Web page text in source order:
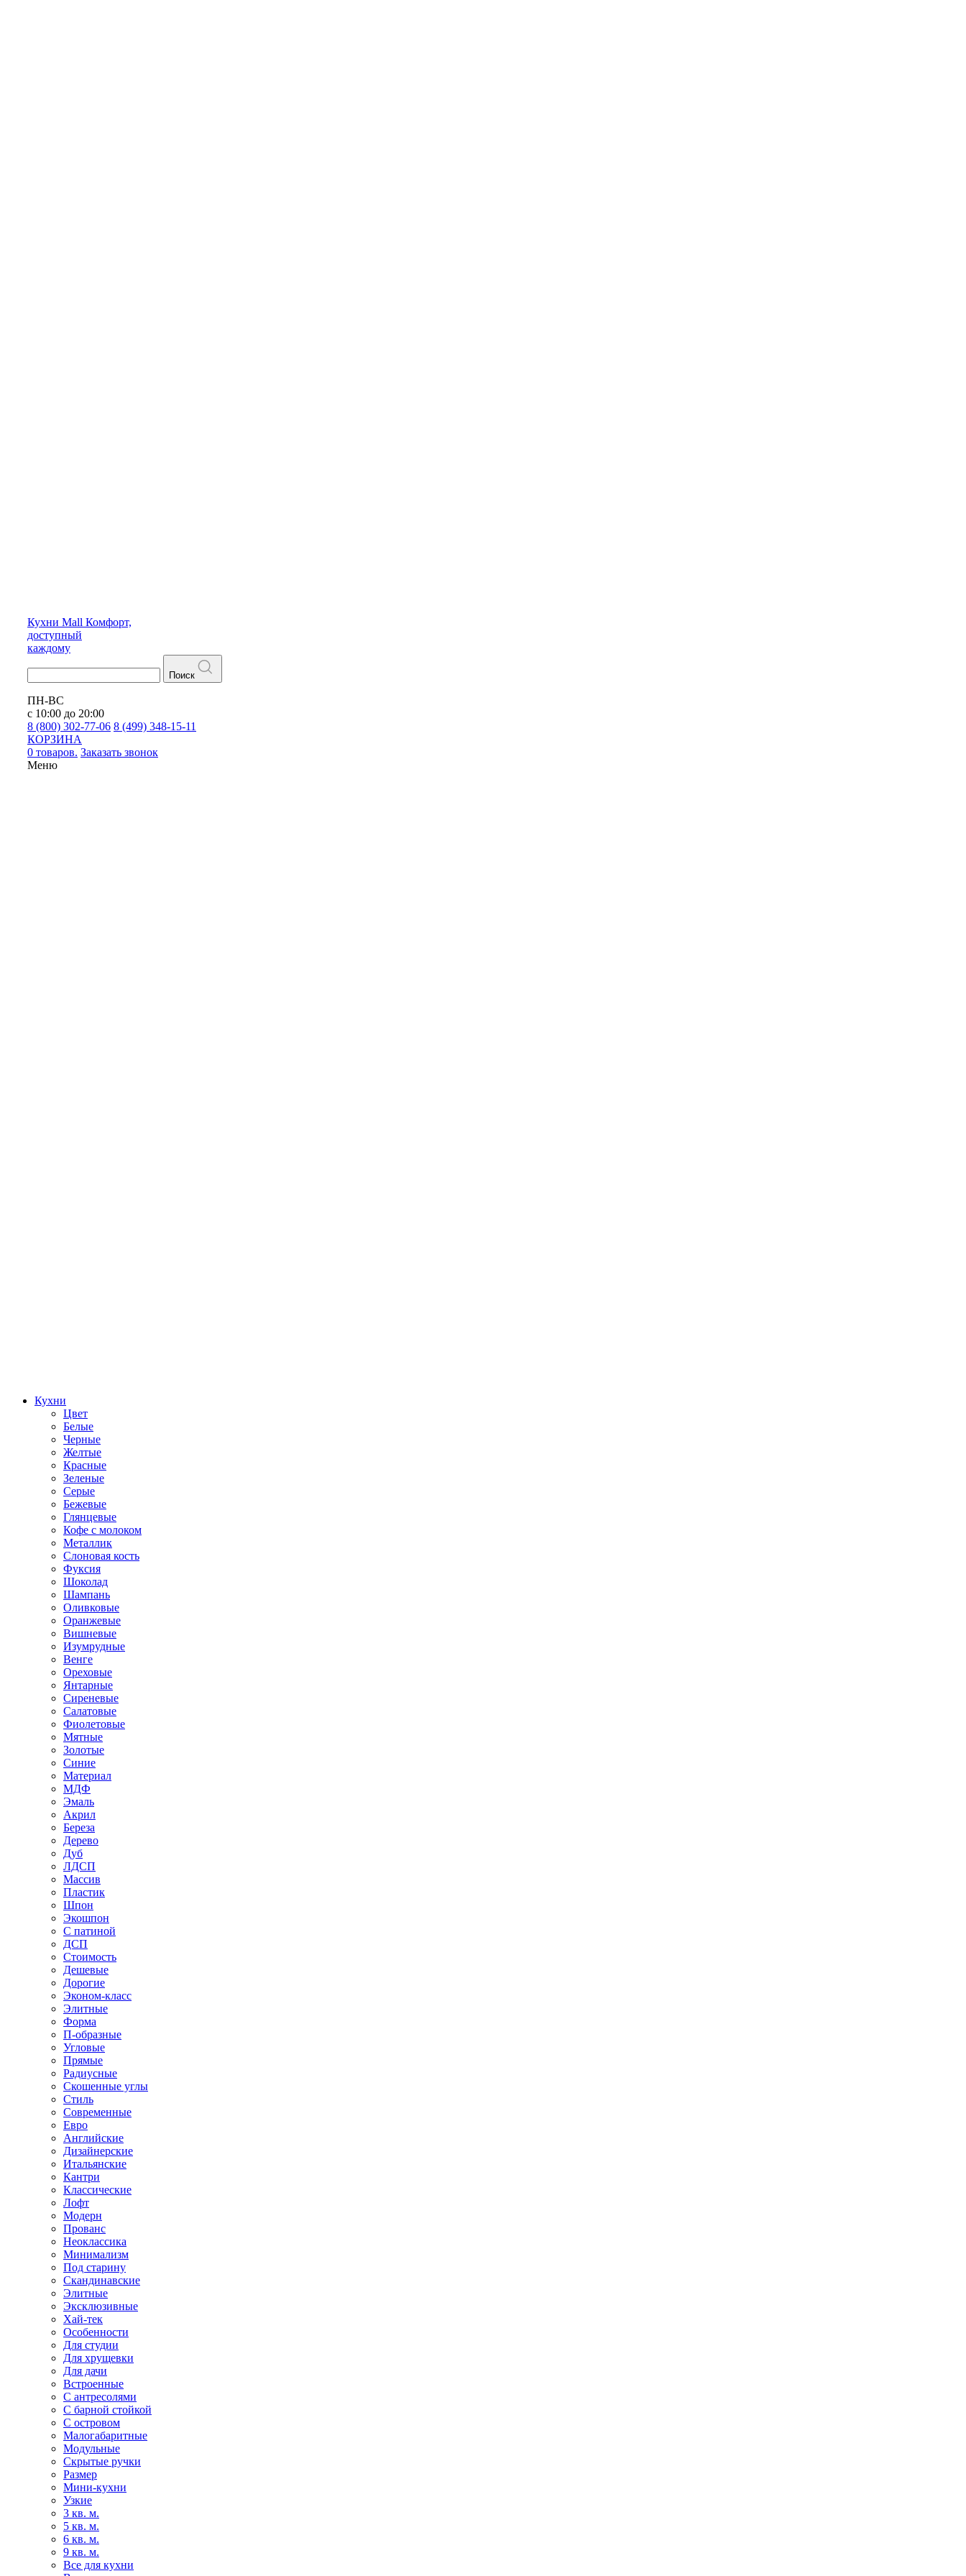
Кухни Mall Комфорт,
доступный
каждому
Поиск
ПН-ВС
с 10:00 до 20:00
8 (800) 302-77-06 8 (499) 348-15-11
КОРЗИНА
0 товаров. Заказать звонок
Меню
Кухни
Цвет
Белые
Черные
Желтые
Красные
Зеленые
Серые
Бежевые
Глянцевые
Кофе с молоком
Металлик
Слоновая кость
Фуксия
Шоколад
Шампань
Оливковые
Оранжевые
Вишневые
Изумрудные
Венге
Ореховые
Янтарные
Сиреневые
Салатовые
Фиолетовые
Мятные
Золотые
Синие
Материал
МДФ
Эмаль
Акрил
Береза
Дерево
Дуб
ЛДСП
Массив
Пластик
Шпон
Экошпон
С патиной
ДСП
Стоимость
Дешевые
Дорогие
Эконом-класс
Элитные
Форма
П-образные
Угловые
Прямые
Радиусные
Скошенные углы
Стиль
Современные
Евро
Английские
Дизайнерские
Итальянские
Кантри
Классические
Лофт
Модерн
Прованс
Неоклассика
Минимализм
Под старину
Скандинавские
Элитные
Эксклюзивные
Хай-тек
Особенности
Для студии
Для хрущевки
Для дачи
Встроенные
С антресолями
С барной стойкой
С островом
Малогабаритные
Модульные
Скрытые ручки
Размер
Мини-кухни
Узкие
3 кв. м.
5 кв. м.
6 кв. м.
9 кв. м.
Все для кухни